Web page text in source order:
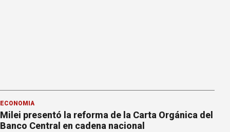
ECONOMÍA
Milei presentó la reforma de la Carta Orgánica del
Banco Central en cadena nacional